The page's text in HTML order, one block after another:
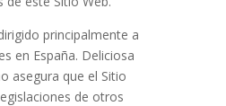
principalmente a
en España. Deliciosa
asegura que el Sitio
de otros